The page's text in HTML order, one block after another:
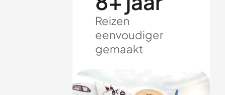
Reizen
eenvoudiger
gemaakt